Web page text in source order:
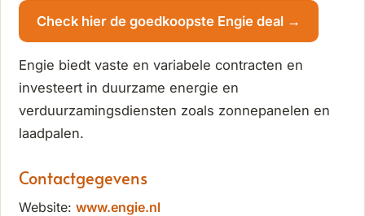
Check hier de goedkoopste Engie deal →
Engie biedt vaste en variabele contracten en
investeert in duurzame energie en
verduurzamingsdiensten zoals zonnepanelen en
laadpalen.
Contactgegevens
Website: www.engie.nl